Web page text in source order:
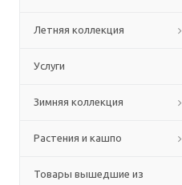
Летняя коллекция
Услуги
Зимняя коллекция
Растения и кашпо
Товары вышедшие из